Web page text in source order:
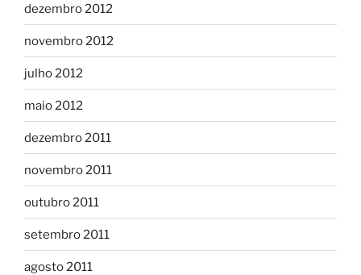
dezembro 2012
novembro 2012
julho 2012
maio 2012
dezembro 2011
novembro 2011
outubro 2011
setembro 2011
agosto 2011